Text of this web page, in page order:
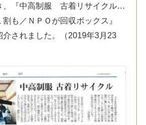
、『中高制服 古着リサイクル…
も／ＮＰＯが回収ボックス』
介されました。（2019年3月23